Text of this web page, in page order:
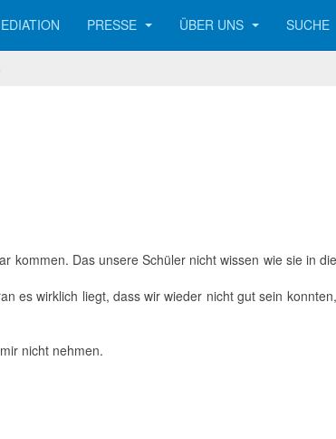
PRESSE ÜBER UNS SUCHE
Das unsere Schüler nicht wissen wie sie in
es wirklich liegt, dass wir wieder nicht gut sein
nicht nehmen.